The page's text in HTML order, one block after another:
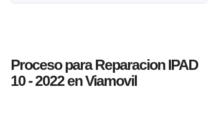
Proceso para Reparacion IPAD
10 - 2022 en Viamovil